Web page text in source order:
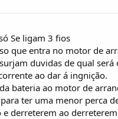
Se ligam 3 fios
que entra no motor de
duvidas de qual
ao dar á ingnição.
bateria ao motor de
ter uma menor perca
derreterem ao